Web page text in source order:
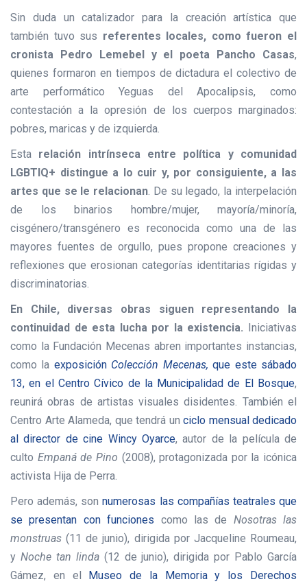
Sin duda un catalizador para la creación artística que
también tuvo sus referentes locales, como fueron el
cronista Pedro Lemebel y el poeta Pancho Casas,
quienes formaron en tiempos de dictadura el colectivo de
arte performático Yeguas del Apocalipsis, como
contestación a la opresión de los cuerpos marginados:
pobres, maricas y de izquierda.
Esta relación intrínseca entre política y comunidad
LGBTIQ+ distingue a lo cuir y, por consiguiente, a las
artes que se le relacionan. De su legado, la interpelación
de los binarios hombre/mujer, mayoría/minoría,
cisgénero/transgénero es reconocida como una de las
mayores fuentes de orgullo, pues propone creaciones y
reflexiones que erosionan categorías identitarias rígidas y
discriminatorias.
En Chile, diversas obras siguen representando la
continuidad de esta lucha por la existencia. Iniciativas
como la Fundación Mecenas abren importantes instancias,
como la exposición Colección Mecenas, que este sábado
13, en el Centro Cívico de la Municipalidad de El Bosque,
reunirá obras de artistas visuales disidentes. También el
Centro Arte Alameda, que tendrá un ciclo mensual dedicado
al director de cine Wincy Oyarce, autor de la película de
culto Empaná de Pino (2008), protagonizada por la icónica
activista Hija de Perra.
Pero además, sonnumerosas las compañías teatrales que
se presentan con funciones como las de Nosotras las
monstruas (11 de junio), dirigida por Jacqueline Roumeau,
y Noche tan linda(12 de junio), dirigida por Pablo García
Gámez, en el
Museo de la Memoria y los Derechos